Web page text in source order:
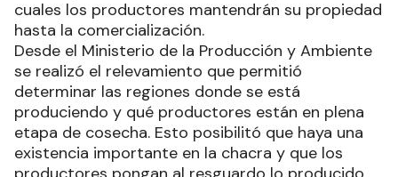
cuales los productores mantendrán su propiedad
hasta la comercialización.
Desde el Ministerio de la Producción y Ambiente
se realizó el relevamiento que permitió
determinar las regiones donde se está
produciendo y qué productores están en plena
etapa de cosecha. Esto posibilitó que haya una
existencia importante en la chacra y que los